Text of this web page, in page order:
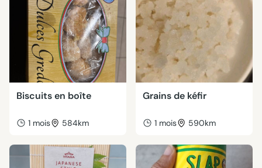
Biscuits en boîte
1 mois 584km
Grains de kéfir
1 mois 590km